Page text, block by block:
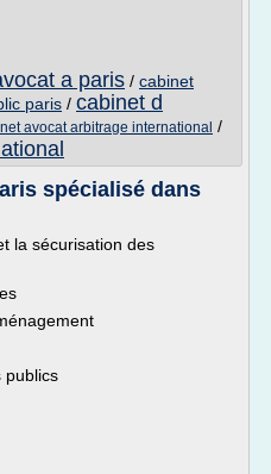
a paris / cabinet
paris / cabinet d
avocat arbitrage international /
spécialisé dans
la sécurisation des
publics